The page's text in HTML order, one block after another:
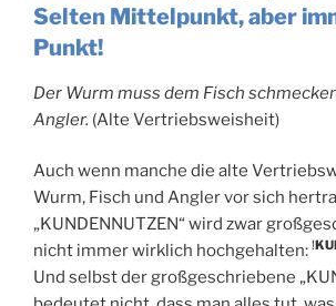
Selten Mittelpunkt, aber
Punkt!
Der Wurm muss dem Fisch
Angler. (Alte Vertriebsweisheit)
Auch wenn manche die alte
Wurm, Fisch und Angler vor sich
„KUNDENNUTZEN“ wird zwar
nicht immer wirklich hochgehalten: !
Und selbst der großgeschriebene